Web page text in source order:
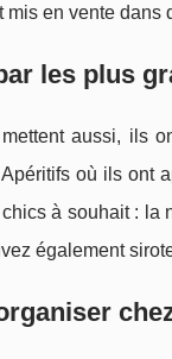
en vente dans
les plus
aussi, ils
où ils ont
à souhait :
également